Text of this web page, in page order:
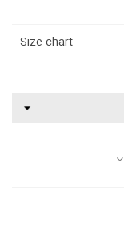
Size chart